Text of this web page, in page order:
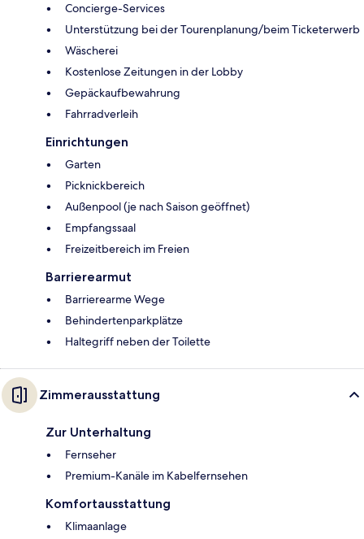
Concierge-Services
Unterstützung bei der Tourenplanung/beim Ticketerwerb
Wäscherei
Kostenlose Zeitungen in der Lobby
Gepäckaufbewahrung
Fahrradverleih
Einrichtungen
Garten
Picknickbereich
Außenpool (je nach Saison geöffnet)
Empfangssaal
Freizeitbereich im Freien
Barrierearmut
Barrierearme Wege
Behindertenparkplätze
Haltegriff neben der Toilette
Zimmerausstattung
Zur Unterhaltung
Fernseher
Premium-Kanäle im Kabelfernsehen
Komfortausstattung
Klimaanlage